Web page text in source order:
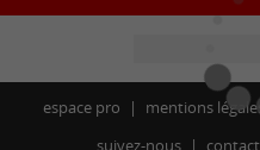
espace pro mentions légales